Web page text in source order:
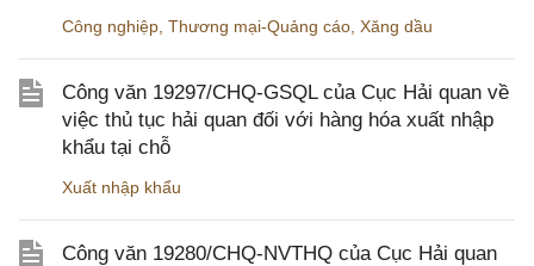
Công nghiệp Thương mại-Quảng cáo Xăng dầu
Công văn 19297/CHQ-GSQL của Cục Hải quan về
việc thủ tục hải quan đối với hàng hóa xuất nhập
khẩu tại chỗ
Xuất nhập khẩu
Công văn 19280/CHQ-NVTHQ của Cục Hải quan